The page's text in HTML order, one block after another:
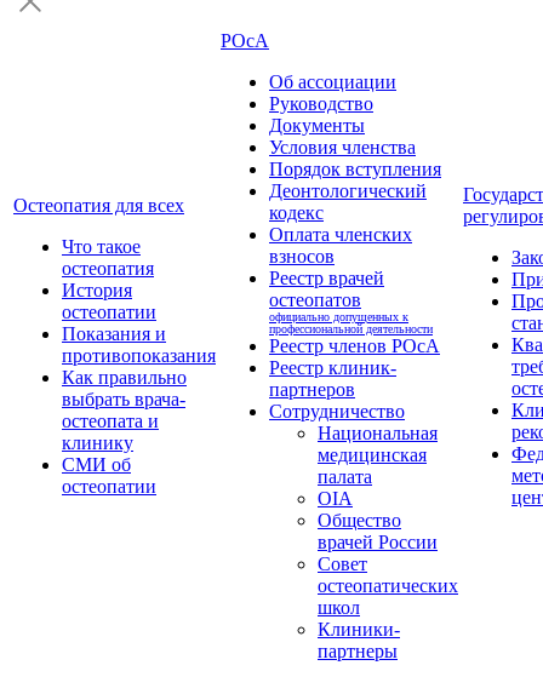
Остеопатия для всех
Что такое
остеопатия
История
остеопатии
Показания и
противопоказания
Как правильно
выбрать врача-
остеопата и
клинику
СМИ об
остеопатии
РОсА
Об ассоциации
Руководство
Документы
Условия членства
Порядок вступления
Деонтологический
кодекс
Оплата членских
взносов
Реестр врачей
остеопатов
официально допущенных к
профессиональной деятельности
Реестр членов РОсА
Реестр клиник-
партнеров
Сотрудничество
Национальная
медицинская
палата
OIA
Общество
врачей России
Совет
остеопатических
школ
Клиники-
партнеры